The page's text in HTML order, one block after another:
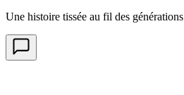
Une histoire tissée au fil des générations